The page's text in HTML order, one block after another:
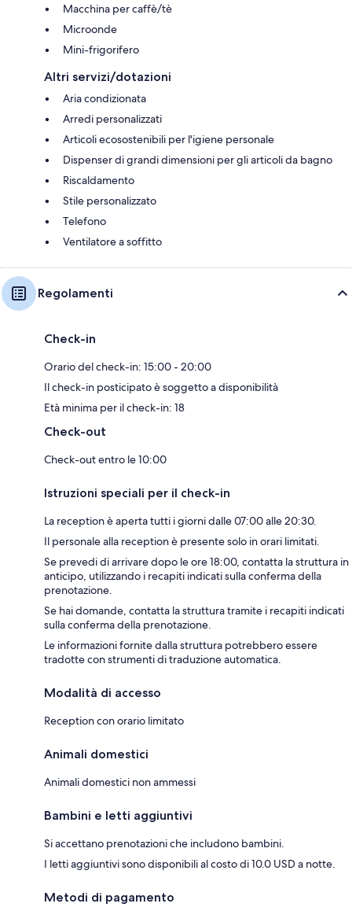
Macchina per caffè/tè
Microonde
Mini-frigorifero
Altri servizi/dotazioni
Aria condizionata
Arredi personalizzati
Articoli ecosostenibili per l'igiene personale
Dispenser di grandi dimensioni per gli articoli da bagno
Riscaldamento
Stile personalizzato
Telefono
Ventilatore a soffitto
Regolamenti
Check-in
Orario del check-in: 15:00 - 20:00
Il check-in posticipato è soggetto a disponibilità
Età minima per il check-in: 18
Check-out
Check-out entro le 10:00
Istruzioni speciali per il check-in
La reception è aperta tutti i giorni dalle 07:00 alle 20:30.
Il personale alla reception è presente solo in orari limitati.
Se prevedi di arrivare dopo le ore 18:00, contatta la struttura in
anticipo, utilizzando i recapiti indicati sulla conferma della
prenotazione.
Se hai domande, contatta la struttura tramite i recapiti indicati
sulla conferma della prenotazione.
Le informazioni fornite dalla struttura potrebbero essere
tradotte con strumenti di traduzione automatica.
Modalità di accesso
Reception con orario limitato
Animali domestici
Animali domestici non ammessi
Bambini e letti aggiuntivi
Si accettano prenotazioni che includono bambini.
I letti aggiuntivi sono disponibili al costo di 10.0 USD a notte.
Metodi di pagamento